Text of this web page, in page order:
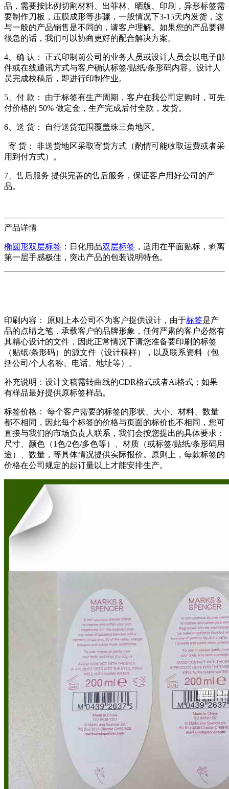
品，需要按比例切割材料、出菲林、晒版、印刷，异形标签需
要制作刀板，压膜成形等步骤，一般情况下3-15天内发货，这
与一般的产品销售是不同的，请客户理解。如果您的产品要得
很急的话，我们可以协商更好的配合解决方案。
4、确 认： 正式印制前公司的业务人员或设计人员会以电子邮
件或在线通讯方式与客户确认标签/贴纸/条形码内容。设计人
员完成校稿后，即进行印制作业。
5、付 款： 由于标签有生产周期，客户在我公司定购时，可先
付价格的 50% 做定金，生产完成后付全款，发货。
6、送 货： 自行送货范围覆盖珠三角地区。
寄 货： 非送货地区采取寄货方式（酌情可能收取运费或者采
用到付方式）。
7、售后服务 提供完善的售后服务，保证客户用好公司的产
品。
产品详情
椭圆形双层标签 ：日化用品双层标签 ，适用在平面贴标，剥离
第一层手感极佳，突出产品的包装说明特色。
印刷内容： 原则上本公司不为客户提供设计，由于标签是产
品的点睛之笔，承载客户的品牌形象，任何严肃的客户必然有
其精心设计的文件，因此正常情况下请您准备要印刷的标签
（贴纸/条形码）的源文件（设计稿样），以及联系资料（包
括公司/个人名称、电话、地址等）。
补充说明：设计文稿需转曲线的CDR格式或者Ai格式；如果
有样品最好提供原标签样品。
标签价格： 每个客户需要的标签的形状、大小、材料、数量
都不相同，因此每个标签的价格与页面的标价也不相同，您可
直接与我们的市场负责人联系，我们会按您提出的具体要求：
尺寸、颜色（1色/2色/多色等）、材质（或标签/贴纸/条形码用
途）、数量，等具体情况提供实际报价。原则上，每款标签的
价格在公司规定的起订量以上才能安排生产。